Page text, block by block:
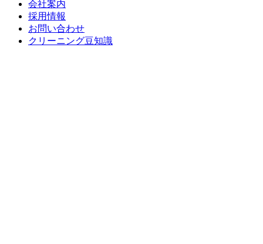
会社案内
採用情報
お問い合わせ
クリーニング豆知識